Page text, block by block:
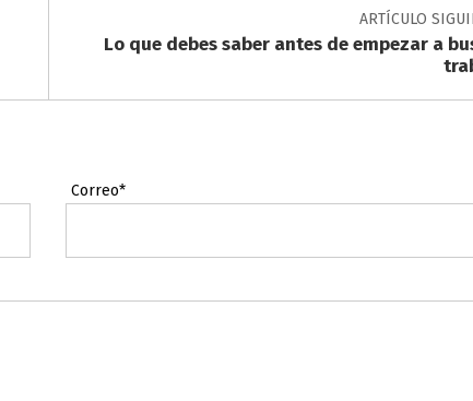
ARTÍCULO
Lo que debes saber antes de empezar a
Correo*